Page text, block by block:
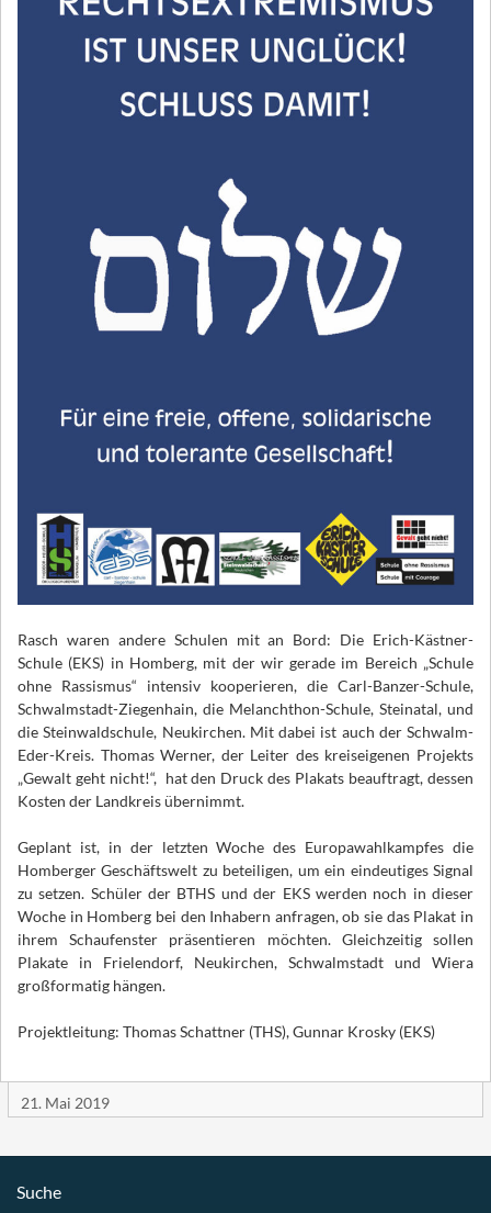
Rasch waren andere Schulen mit an Bord: Die Erich-Kästner-
Schule (EKS) in Homberg, mit der wir gerade im Bereich „Schule
ohne Rassismus“ intensiv kooperieren, die Carl-Banzer-Schule,
Schwalmstadt-Ziegenhain, die Melanchthon-Schule, Steinatal, und
die Steinwaldschule, Neukirchen. Mit dabei ist auch der Schwalm-
Eder-Kreis. Thomas Werner, der Leiter des kreiseigenen Projekts
„Gewalt geht nicht!“, hat den Druck des Plakats beauftragt, dessen
Kosten der Landkreis übernimmt.
Geplant ist, in der letzten Woche des Europawahlkampfes die
Homberger Geschäftswelt zu beteiligen, um ein eindeutiges Signal
zu setzen. Schüler der BTHS und der EKS werden noch in dieser
Woche in Homberg bei den Inhabern anfragen, ob sie das Plakat in
ihrem Schaufenster präsentieren möchten. Gleichzeitig sollen
Plakate in Frielendorf, Neukirchen, Schwalmstadt und Wiera
großformatig hängen.
Projektleitung: Thomas Schattner (THS), Gunnar Krosky (EKS)
21. Mai 2019
Suche